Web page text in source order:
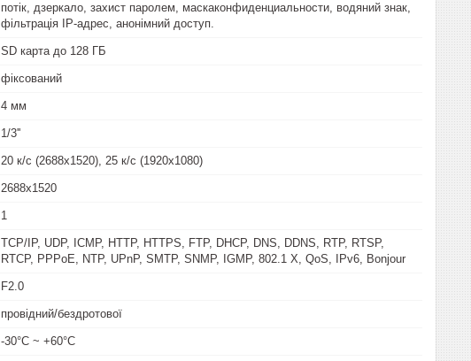
потік, дзеркало, захист паролем, маскаконфиденциальности, водяний знак,
фільтрація IP-адрес, анонімний доступ.
SD карта до 128 ГБ
фіксований
4 мм
1/3''
20 к/с (2688х1520), 25 к/с (1920х1080)
2688x1520
1
TCP/IP, UDP, ICMP, HTTP, HTTPS, FTP, DHCP, DNS, DDNS, RTP, RTSP,
RTCP, PPPoE, NTP, UPnP, SMTP, SNMP, IGMP, 802.1 X, QoS, IPv6, Bonjour
F2.0
провідний/бездротової
-30°С ~ +60°С